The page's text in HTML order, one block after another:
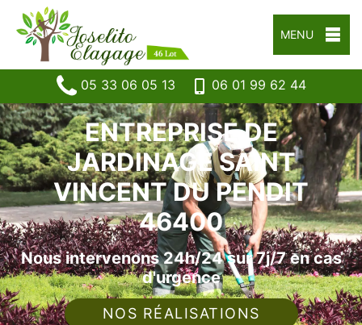
MENU
05 33 06 05 13 06 01 99 62 44
ENTREPRISE DE
JARDINAGE SAINT
VINCENT DU PENDIT
46400
Nous intervenons 24h/24 sur 7j/7 en cas
d'urgence
NOS RÉALISATIONS